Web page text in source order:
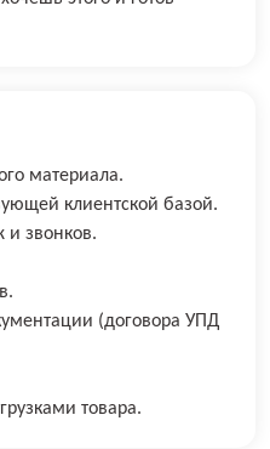
материала.
клиентской базой.
звонков.
(договора УПД
товара.